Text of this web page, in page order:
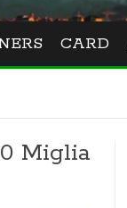
CARD
Miglia